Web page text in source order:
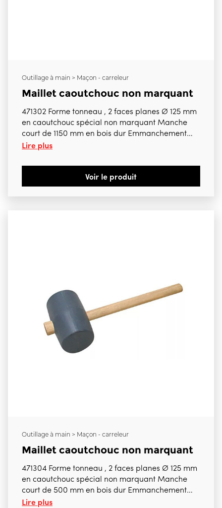
Outillage à main > Maçon - carreleur
Maillet caoutchouc non marquant
471302 Forme tonneau , 2 faces planes Ø 125 mm
en caoutchouc spécial non marquant Manche
court de 1150 mm en bois dur Emmanchement
conique Manche de rechange 1150 mm 471300
Lire plus
Voir le produit
Outillage à main > Maçon - carreleur
Maillet caoutchouc non marquant
471304 Forme tonneau , 2 faces planes Ø 125 mm
en caoutchouc spécial non marquant Manche
court de 500 mm en bois dur Emmanchement
conique Manche de rechange 1150 mm 471300
Lire plus